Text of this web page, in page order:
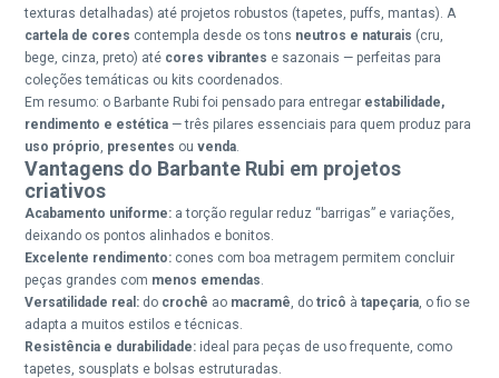
texturas detalhadas) até projetos robustos (tapetes, puffs, mantas). A
cartela de cores contempla desde os tons neutros e naturais (cru,
bege, cinza, preto) até cores vibrantes e sazonais — perfeitas para
coleções temáticas ou kits coordenados.
Em resumo: o Barbante Rubi foi pensado para entregar estabilidade,
rendimento e estética — três pilares essenciais para quem produz para
uso próprio presentes ouvenda
Vantagens do Barbante Rubi em projetos
criativos
Acabamento uniforme: a torção regular reduz “barrigas” e variações,
deixando os pontos alinhados e bonitos.
Excelente rendimento: cones com boa metragem permitem concluir
peças grandes com menos emendas
Versatilidade real: do crochê ao macramê , dotricô àtapeçaria , o fio se
adapta a muitos estilos e técnicas.
Resistência e durabilidade: ideal para peças de uso frequente, como
tapetes, sousplats e bolsas estruturadas.